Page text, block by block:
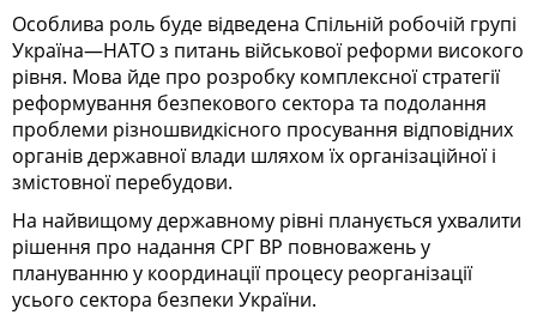
Особлива роль буде відведена Спільній робочій групі
Україна—НАТО з питань військової реформи високого
рівня. Мова йде про розробку комплексної стратегії
реформування безпекового сектора та подолання
проблеми різношвидкісного просування відповідних
органів державної влади шляхом їх організаційної і
змістовної перебудови.
На найвищому державному рівні планується ухвалити
рішення про надання СРГ ВР повноважень у
плануванню у координації процесу реорганізації
усього сектора безпеки України.